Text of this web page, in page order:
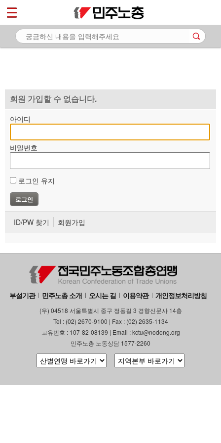
회원 가입할 수 없습니다.
아이디
비밀번호
로그인 유지
ID/PW 찾기 회원가입
부설기관 민주노총 소개 오시는 길 이용약관 개인정보처리방침
(우) 04518 서울특별시 중구 정동길 3 경향신문사 14층
Tel : (02) 2670-9100 | Fax : (02) 2635-1134
고유번호 : 107-82-08139 | Email : kctu@nodong.org
민주노총 노동상담 1577-2260
마이페이지
소개
자료
부설기관